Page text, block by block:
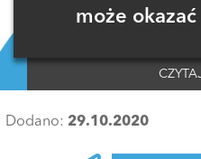
może
Dodano: 29.10.2020